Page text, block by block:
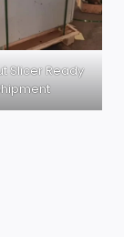
Slicer Ready